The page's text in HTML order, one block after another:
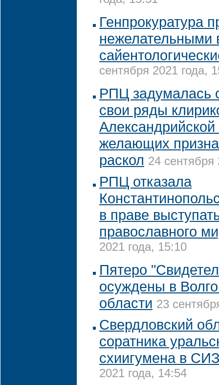
Генпрокуратура
нежелательными
сентября 2021 года,
РПЦ задумалась
свои ряды
желающих
раскол 24 сентября
РПЦ отказала
в праве
православного
2021 года, 15:10
Пятеро
осуждены в
области 23
Свердловский
соратника
схиигумена в
2021 года, 14:54